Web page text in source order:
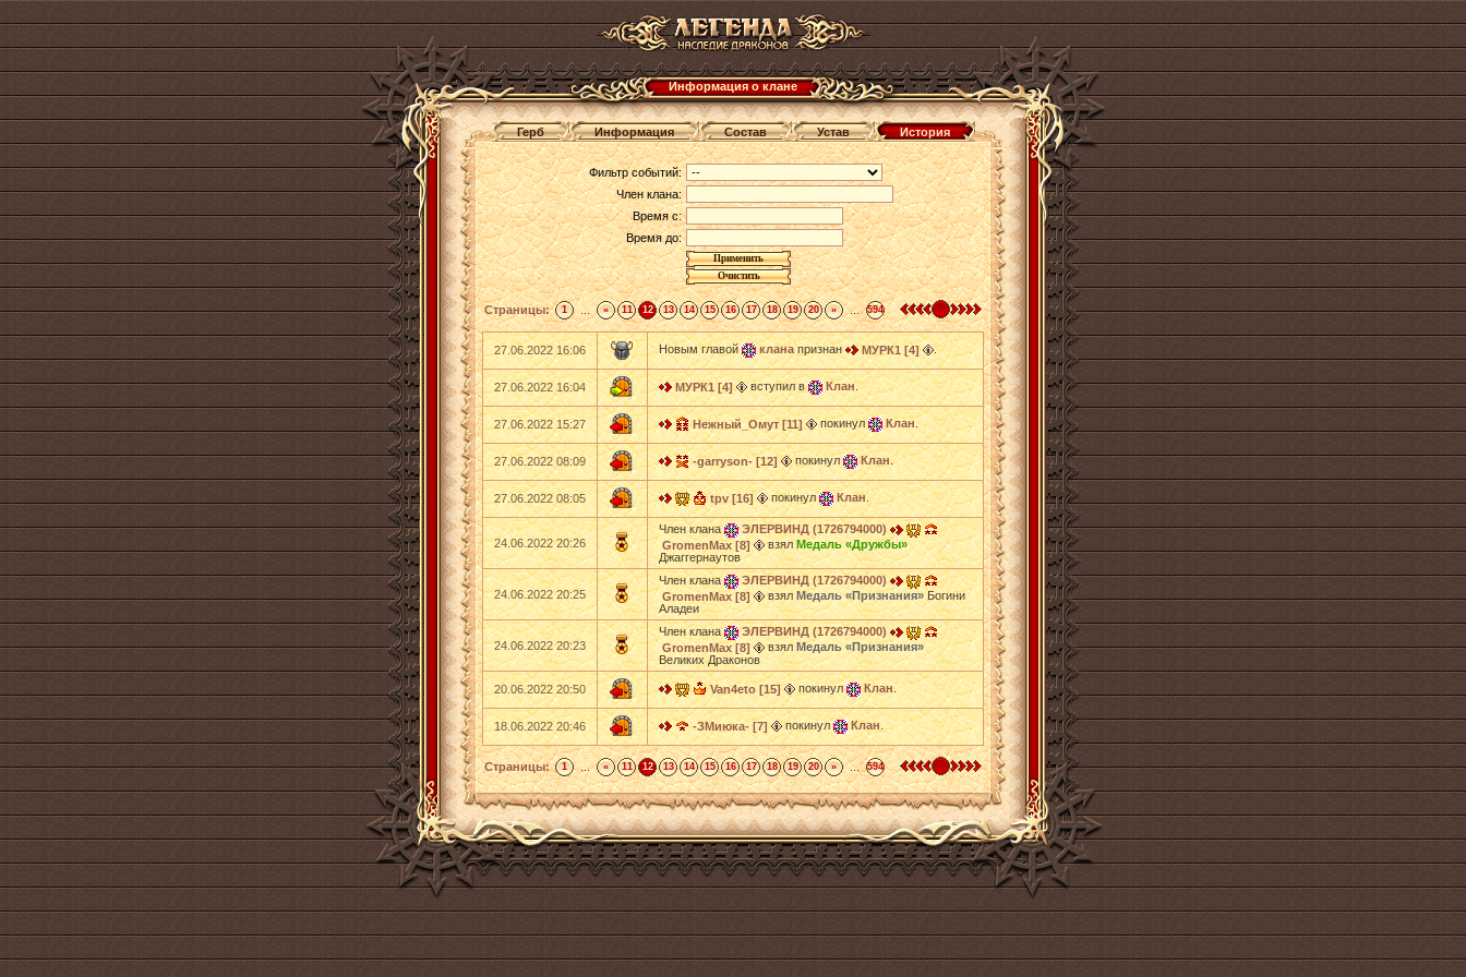
Информация о клане
Герб Информация Состав Устав История
Фильтр событий:
Член клана:
Время с:
Время до:
Страницы: 1 ... « 11 12 13 14 15 16 17 18 19 20 » ... 594
27.06.2022 16:06 Новым главой кланапризнан МУРК1 [4] .
27.06.2022 16:04 МУРК1 [4] вступил в Клан.
27.06.2022 15:27 Нежный_Омут [11] покинул Клан.
27.06.2022 08:09 -garryson- [12] покинул Клан.
27.06.2022 08:05 tpv [16] покинул Клан.
24.06.2022 20:26
Член клана
ЭЛЕРВИНД (1726794000)
GromenMax [8]
взялМедаль «Дружбы»
Джаггернаутов
24.06.2022 20:25
Член клана
ЭЛЕРВИНД (1726794000)
GromenMax [8]
взялМедаль «Признания»Богини
Аладеи
24.06.2022 20:23
Член клана
ЭЛЕРВИНД (1726794000)
GromenMax [8]
взялМедаль «Признания»
Великих Драконов
20.06.2022 20:50 Van4eto [15] покинул Клан.
18.06.2022 20:46 -ЗМиюка- [7] покинул Клан.
Страницы: 1 ... « 11 12 13 14 15 16 17 18 19 20 » ... 594